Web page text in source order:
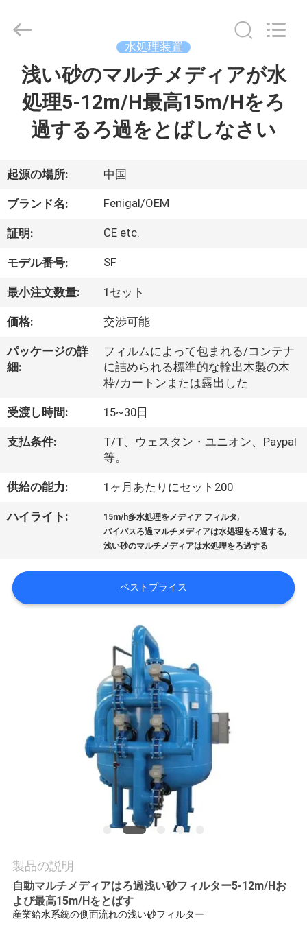
ダ
ク
ト
私
に
つ
て
場
旅
品
し
な
さ
2026
Technology
水処理装置
浅い砂のマルチメディアが水
処理5-12m/H最高15m/Hをろ
過するろ過をとばしなさい
起源の場所: 中国
ブランド名: Fenigal/OEM
証明: CE etc.
モデル番号: SF
最小注文数量: 1セット
価格: 交渉可能
パッケージの詳
細:
フィルムによって包まれる/コンテナ
に詰められる標準的な輸出木製の木
枠/カートンまたは露出した
受渡し時間: 15~30日
支払条件:
T/T、ウェスタン・ユニオン、Paypal
等。
供給の能力: 1ヶ月あたりにセット200
ハイライト: 15m/h多水処理をメディア フィルタ,
バイパスろ過マルチメディアは水処理をろ過する,
浅い砂のマルチメディアは水処理をろ過する
ベストプライス
製品の説明
自動マルチメディアはろ過浅い砂フィルター5-12m/Hお
よび最高15m/Hをとばす
産業給水系統の側面流れの浅い砂フィルター